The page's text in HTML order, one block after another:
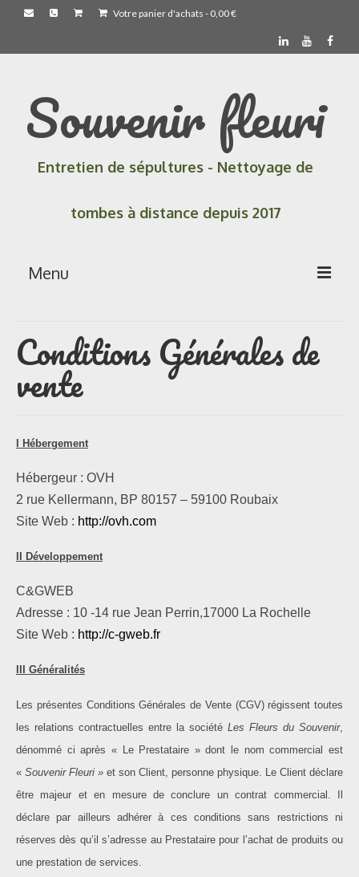
Votre panier d'achats - 0,00€
Souvenir fleuri
Entretien de sépultures - Nettoyage de
tombes à distance depuis 2017
Menu
Les prestations
Les formules
Conditions Générales de
vente
I Hébergement
Hébergeur : OVH
2 rue Kellermann, BP 80157 – 59100 Roubaix
Site Web : http://ovh.com
II Développement
C&GWEB
Adresse : 10 -14 rue Jean Perrin,17000 La Rochelle
Site Web : http://c-gweb.fr
III Généralités
Les présentes Conditions Générales de Vente (CGV) régissent toutes
les relations contractuelles entre la société Les Fleurs du Souvenir,
dénommé ci après « Le Prestataire » dont le nom commercial est
« Souvenir Fleuri » et son Client, personne physique. Le Client déclare
être majeur et en mesure de conclure un contrat commercial. Il
déclare par ailleurs adhérer à ces conditions sans restrictions ni
réserves dès qu’il s’adresse au Prestataire pour l’achat de produits ou
une prestation de services.